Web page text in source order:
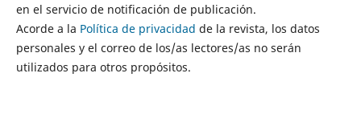
en el servicio de notificación de publicación.
Acorde a la Política de privacidad de la revista, los datos
personales y el correo de los/as lectores/as no serán
utilizados para otros propósitos.